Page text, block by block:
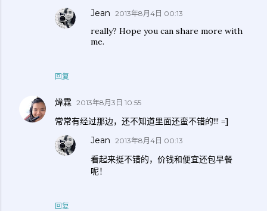
回复
Jean 2013年8月4日 00:13
really? Hope you can share more with
me.
煒霖 2013年8月3日 10:55
常常有经过那边，还不知道里面还蛮不错的!!! =]
回复
Jean 2013年8月4日 00:13
看起来挺不错的，价钱和便宜还包早餐
呢！